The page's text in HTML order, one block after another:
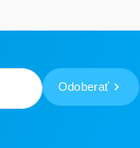
Odoberať